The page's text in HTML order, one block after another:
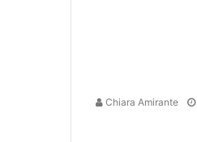
Chiara Amirante